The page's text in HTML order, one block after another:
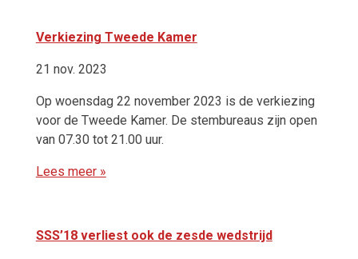
Verkiezing Tweede Kamer
21 nov. 2023
Op woensdag 22 november 2023 is de verkiezing
voor de Tweede Kamer. De stembureaus zijn open
van 07.30 tot 21.00 uur.
Lees meer »
SSS’18 verliest ook de zesde wedstrijd